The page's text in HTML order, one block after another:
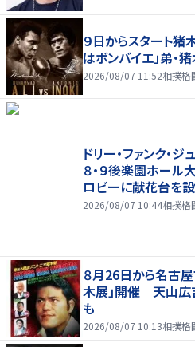
９日からスタート猪
はボンバイエ」弟・
2026/08/07 11:52相撲格
ドリー・ファンク・ジ
８・９後楽園ホー
ロビーに献花台を
2026/08/07 10:44相撲格
８月26日から名古
木展」開催 天山広
も
2026/08/07 10:13相撲格